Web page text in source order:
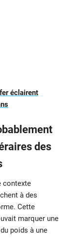
éclairent
des
contexte
à des
Cette
marquer une
poids à une